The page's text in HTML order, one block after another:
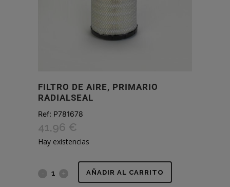
FILTRO DE AIRE, PRIMARIO
RADIALSEAL
Ref: P781678
41,96 €
Hay existencias
FILTRO AÑADIR AL CARRITO